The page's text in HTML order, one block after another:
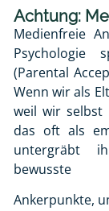
Achtung:
Medienfreie
(Parental
Wenn wir als
weil wir selbst
das oft als
untergräbt
bewusste
Ankerpunkte,